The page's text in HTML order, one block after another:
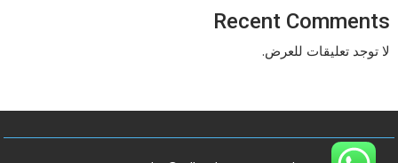
Recent Comments
لا توجد تعليقات للعرض.